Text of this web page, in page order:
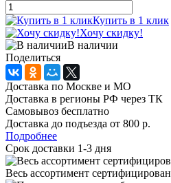
Купить в 1 клик
Хочу скидку!
В наличии
Поделиться
Доставка по Москве и МО
Доставка в регионы РФ через ТК
Самовывоз бесплатно
Доставка до подъезда от 800 р.
Подробнее
Срок доставки 1-3 дня
Весь ассортимент сертифицирован